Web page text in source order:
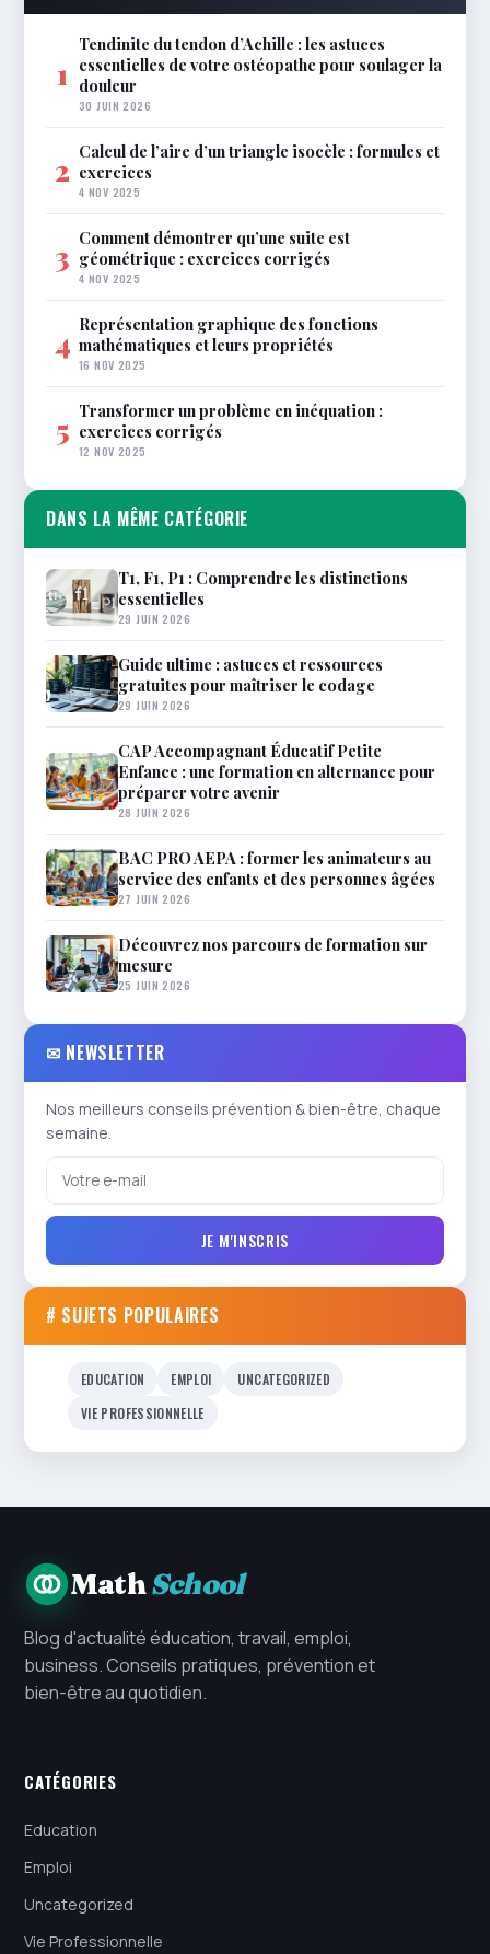
1
Tendinite du tendon d’Achille : les astuces
essentielles de votre ostéopathe pour soulager la
douleur
30 JUIN 2026
2 Calcul de l’aire d’un triangle isocèle : formules et
exercices
4 NOV 2025
3 Comment démontrer qu’une suite est
géométrique : exercices corrigés
4 NOV 2025
4 Représentation graphique des fonctions
mathématiques et leurs propriétés
16 NOV 2025
5 Transformer un problème en inéquation :
exercices corrigés
12 NOV 2025
DANS LA MÊME CATÉGORIE
T1, F1, P1 : Comprendre les distinctions
essentielles
29 JUIN 2026
Guide ultime : astuces et ressources
gratuites pour maîtriser le codage
29 JUIN 2026
CAP Accompagnant Éducatif Petite
Enfance : une formation en alternance pour
préparer votre avenir
28 JUIN 2026
BAC PRO AEPA : former les animateurs au
service des enfants et des personnes âgées
27 JUIN 2026
Découvrez nos parcours de formation sur
mesure
25 JUIN 2026
✉ NEWSLETTER
Nos meilleurs conseils prévention & bien-être, chaque
semaine.
JE M'INSCRIS
# SUJETS POPULAIRES
EDUCATION EMPLOI
UNCATEGORIZED
VIE PROFESSIONNELLE
MathSchool
Blog d'actualité éducation, travail, emploi,
business. Conseils pratiques, prévention et
bien-être au quotidien.
CATÉGORIES
Education
Emploi
Uncategorized
Vie Professionnelle